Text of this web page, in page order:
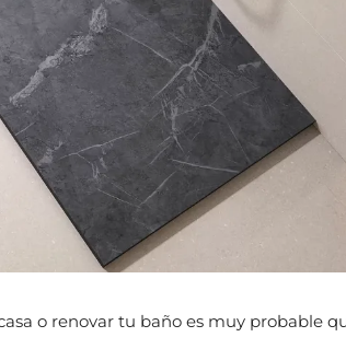
o renovar tu baño es muy probable